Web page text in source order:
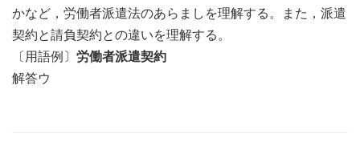
かなど，労働者派遣法のあらましを理解する。また，派遣
契約と請負契約との違いを理解する。
〔用語例〕 労働者派遣契約
解答ウ